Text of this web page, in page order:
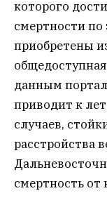
которого
смертности
приобретены
данным
приводит к
случаев,
расстройства
смертность от